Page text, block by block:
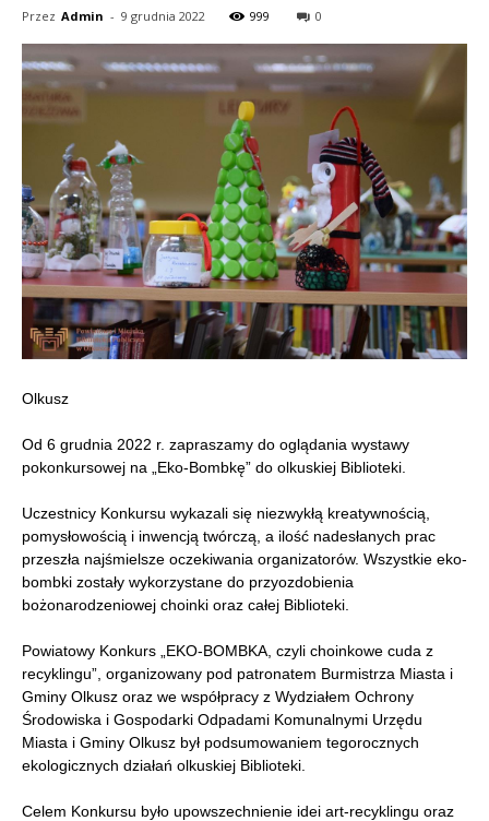
Przez Admin - 9 grudnia 2022 999 0
Olkusz
Od 6 grudnia 2022 r. zapraszamy do oglądania wystawy
pokonkursowej na „Eko-Bombkę” do olkuskiej Biblioteki.
Uczestnicy Konkursu wykazali się niezwykłą kreatywnością,
pomysłowością i inwencją twórczą, a ilość nadesłanych prac
przeszła najśmielsze oczekiwania organizatorów. Wszystkie eko-
bombki zostały wykorzystane do przyozdobienia
bożonarodzeniowej choinki oraz całej Biblioteki.
Powiatowy Konkurs „EKO-BOMBKA, czyli choinkowe cuda z
recyklingu”, organizowany pod patronatem Burmistrza Miasta i
Gminy Olkusz oraz we współpracy z Wydziałem Ochrony
Środowiska i Gospodarki Odpadami Komunalnymi Urzędu
Miasta i Gminy Olkusz był podsumowaniem tegorocznych
ekologicznych działań olkuskiej Biblioteki.
Celem Konkursu było upowszechnienie idei art-recyklingu oraz